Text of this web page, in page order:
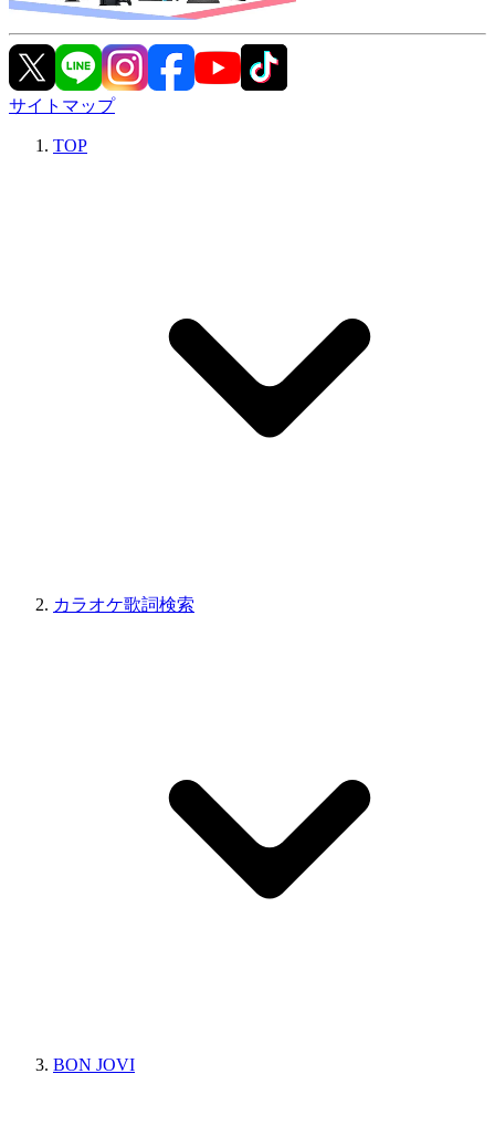
サイトマップ
TOP
カラオケ歌詞検索
BON JOVI